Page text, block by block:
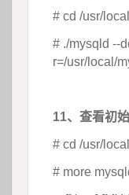
# cd /usr/
# ./mysqld --
r=/usr/local/
11、查看初
# cd /usr/
# more